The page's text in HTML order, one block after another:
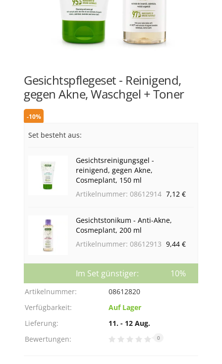
Gesichtspflegeset - Reinigend,
gegen Akne, Waschgel + Toner
-10%
Set besteht aus:
Gesichtsreinigungsgel -
reinigend, gegen Akne,
Cosmeplant, 150 ml
Artikelnummer: 08612914 7,12 €
Gesichtstonikum - Anti-Akne,
Cosmeplant, 200 ml
Artikelnummer: 08612913 9,44 €
Im Set günstiger: 10%
Artikelnummer:
08612820
Verfügbarkeit:
Auf Lager
Lieferung:
11. - 12 Aug.
Bewertungen:
0